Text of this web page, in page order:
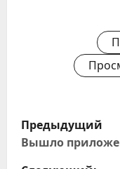
Н
а
Предыдущий
Вышло